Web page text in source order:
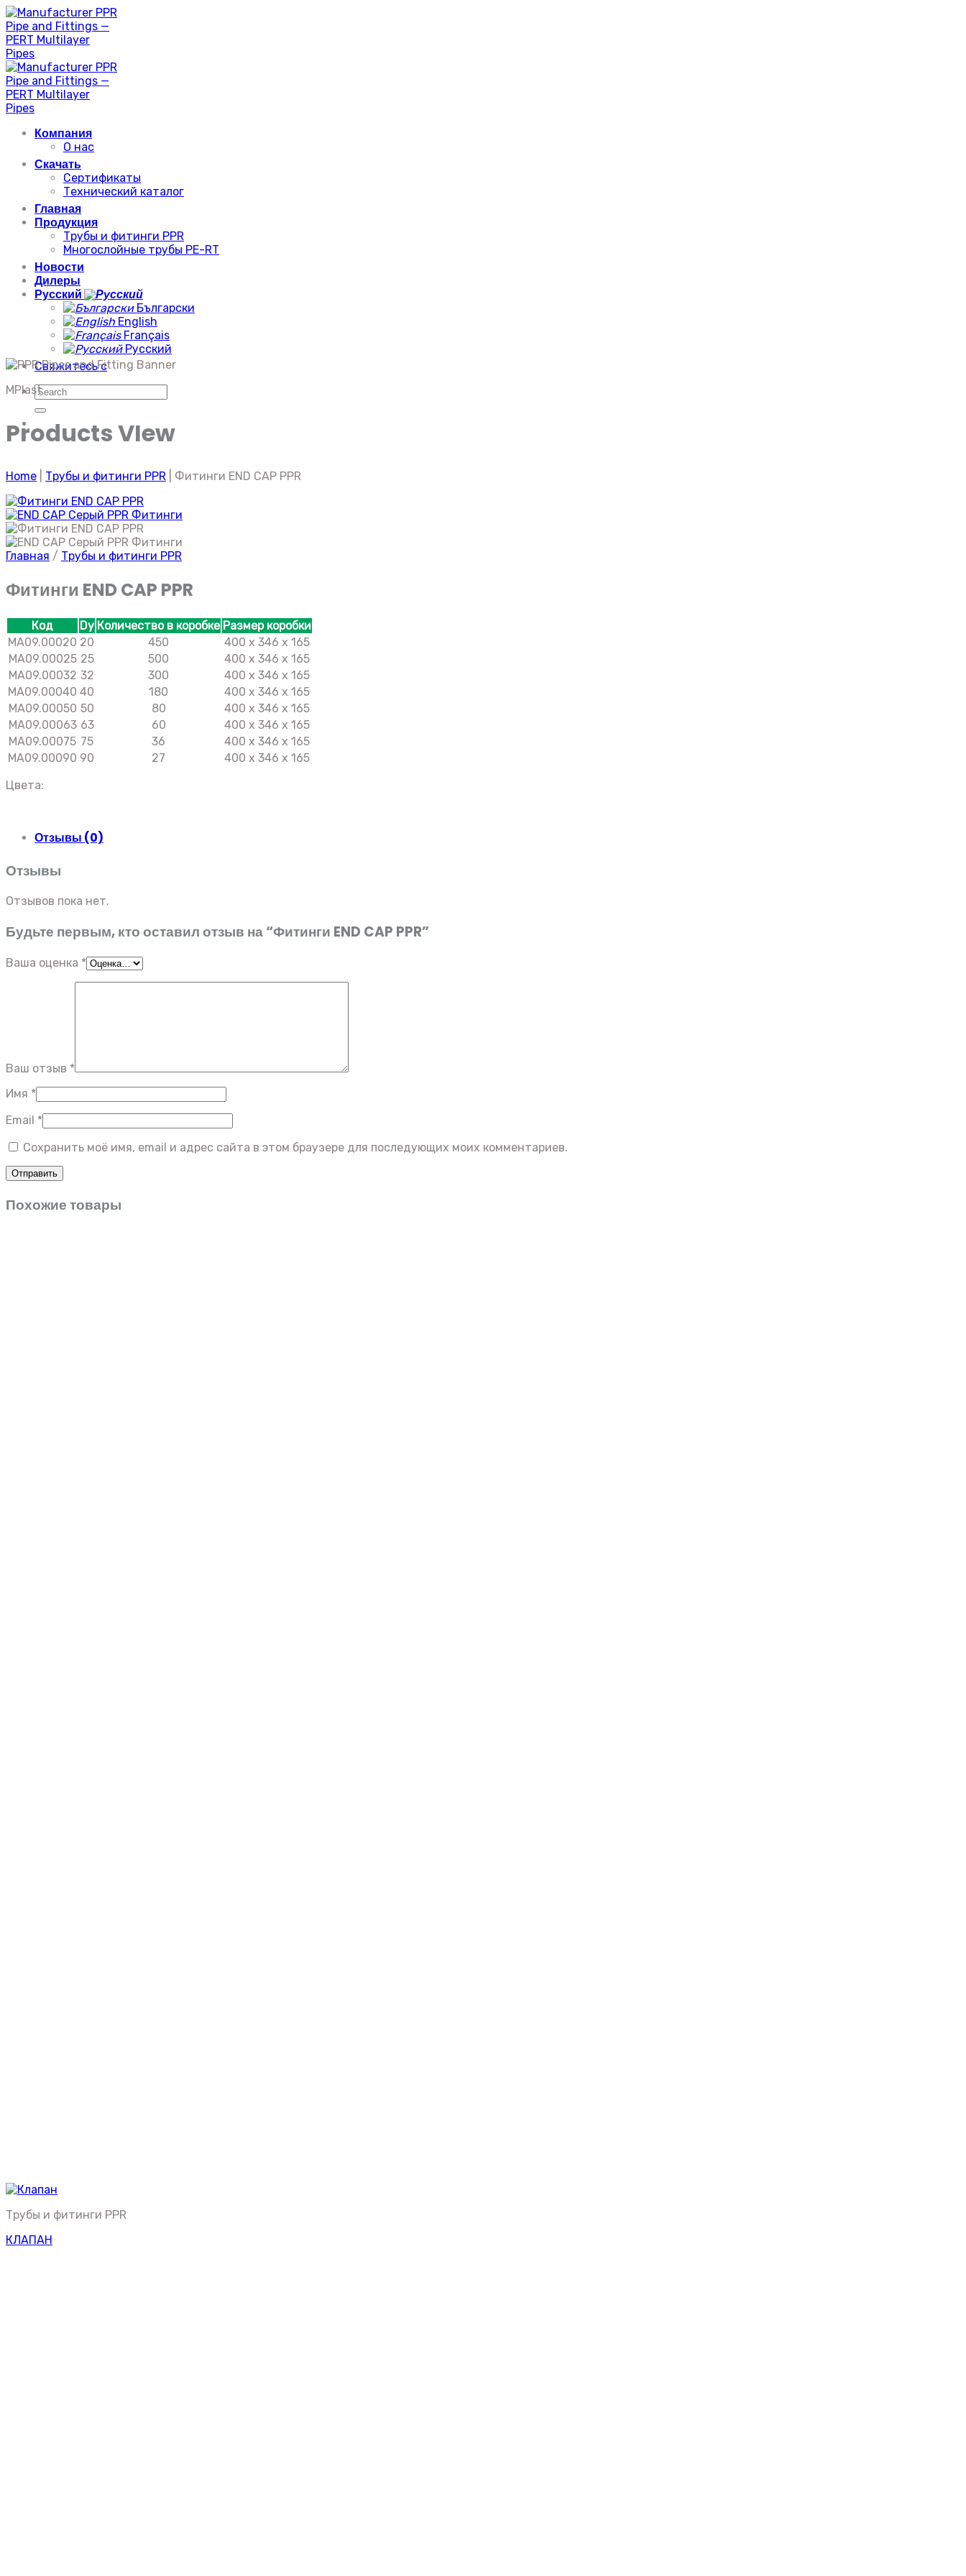
Skip
to
content
Компания
О нас
Скачать
Сертификаты
Технический каталог
Главная
Продукция
Трубы и фитинги PPR
Многослойные трубы PE-RT
Новости
Дилеры
Русский
Български
English
Français
Русский
Свяжитесь с
Искать:
MPlast
Products VIew
Home Трубы и фитинги PPR Фитинги END CAP PPR
Главная / Трубы и фитинги PPR
Фитинги END CAP PPR
Код Dy Количество в коробке Размер коробки
МА09.00020 20 450
400 x 346 x 165
МА09.00025 25 500
400 x 346 x 165
МА09.00032 32 300
400 x 346 x 165
МА09.00040 40 180
400 x 346 x 165
МА09.00050 50 80
400 x 346 x 165
МА09.00063 63 60
400 x 346 x 165
МА09.00075 75 36
400 x 346 x 165
МА09.00090 90 27
400 x 346 x 165
Цвета:
Отзывы (0)
Отзывы
Отзывов пока нет.
Будьте первым, кто оставил отзыв на “Фитинги END CAP PPR”
Ваша оценка *
Ваш отзыв *
Имя *
Email *
Сохранить моё имя, email и адрес сайта в этом браузере для последующих моих комментариев.
Похожие товары
Трубы и фитинги PPR
КЛАПАН